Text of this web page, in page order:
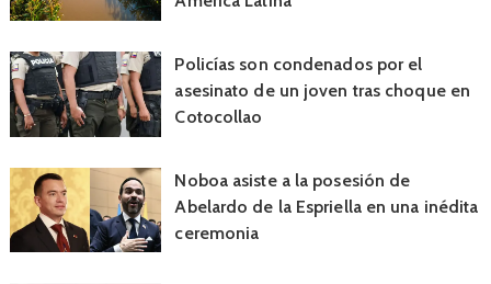
Policías son condenados por el
asesinato de un joven tras choque en
Cotocollao
Noboa asiste a la posesión de
Abelardo de la Espriella en una inédita
ceremonia